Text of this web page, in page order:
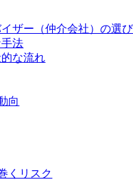
ザー（仲介会社）の選
法
な流れ
向
くリスク